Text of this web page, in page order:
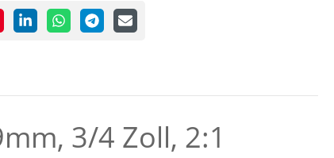
3/4 Zoll, 2:1